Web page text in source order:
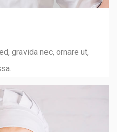
gravida nec, ornare ut,